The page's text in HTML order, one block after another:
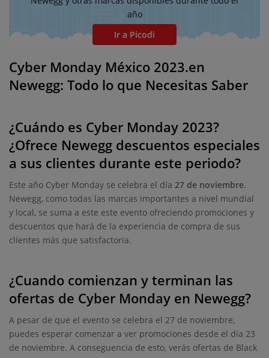
año
Ir a Picodi
Cyber Monday México 2023.en
Newegg: Todo lo que Necesitas Saber
¿Cuándo es Cyber Monday 2023?
¿Ofrece Newegg descuentos especiales
a sus clientes durante este periodo?
Este año Cyber Monday se celebra el día 27 de noviembre.
Newegg, como todas las marcas importantes a nivel mundial
y local, se suma a este este evento ofreciendo promociones y
descuentos que hará de la experiencia de compra de sus
clientes más que satisfactoria.
¿Cuando comienzan y terminan las
ofertas de Cyber Monday en Newegg?
A pesar de que el evento se celebra el 27 de noviembre,
puedes esperar comenzar a ver promociones desde el día 23
de noviembre. A conseguencia de esto, verás ofertas de Black